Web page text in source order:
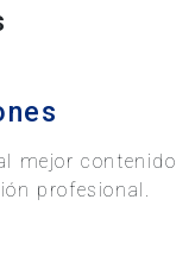
mejor contenido
profesional.